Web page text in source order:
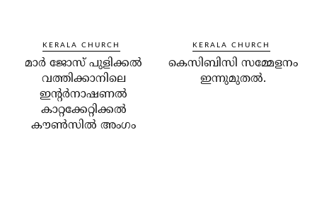
KERALA CHURCH
മാര്‍ ജോസ് പുളിക്കല്‍
വത്തിക്കാനിലെ
ഇന്റര്‍നാഷണല്‍
കാറ്റക്കേറ്റിക്കല്‍
കൗണ്‍സില്‍ അംഗം
KERALA CHURCH
കെസിബിസി സമ്മേളനം
ഇന്നുമുതല്‍.